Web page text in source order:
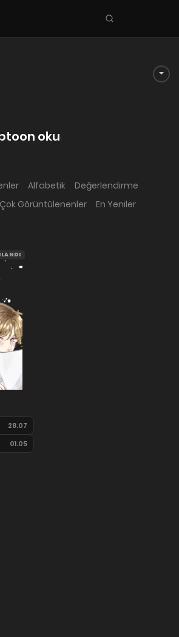
Seri
ara
oku
Alfabetik
Değerlendirme
Görüntülenenler En Yeniler
28.07
01.05